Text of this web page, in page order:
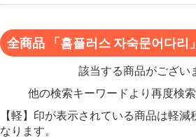
全商品 「홈플러스 자숙문어다리
該当する商品がござい
他の検索キーワードより再度検索
【軽】印が表示されている商品は軽減
なります。